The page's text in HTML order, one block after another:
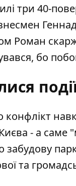
три 40-
Роман
бо
конфлікт
- а
та